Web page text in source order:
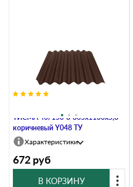
ТИСМА 40/150-8-865х1130х5,8
коричневый Y048 ТУ
Характеристики
672 руб
В КОРЗИНУ